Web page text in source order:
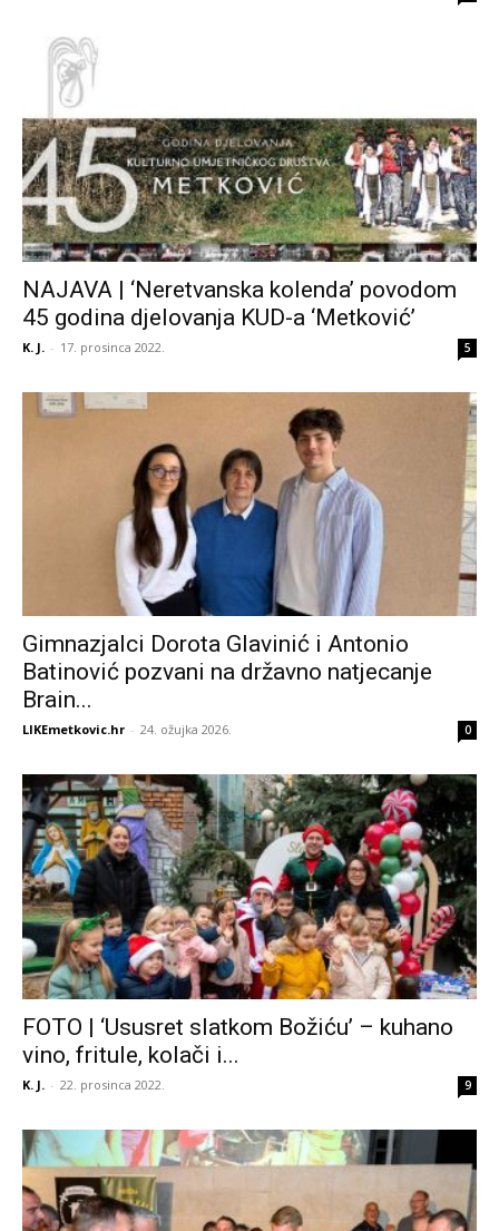
NAJAVA | ‘Neretvanska kolenda’ povodom
45 godina djelovanja KUD-a ‘Metković’
K. J. - 17. prosinca 2022. 5
Gimnazjalci Dorota Glavinić i Antonio
Batinović pozvani na državno natjecanje
Brain...
LIKEmetkovic.hr - 24. ožujka 2026. 0
FOTO | ‘Ususret slatkom Božiću’ – kuhano
vino, fritule, kolači i...
K. J. - 22. prosinca 2022. 9